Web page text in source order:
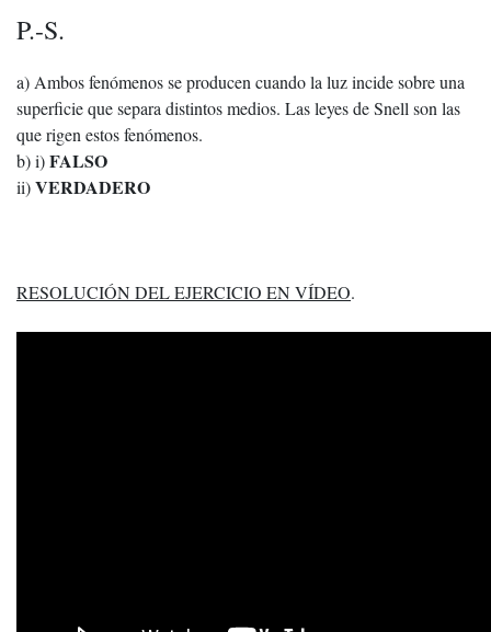
P.-S.
a) Ambos fenómenos se producen cuando la luz incide sobre una
superficie que separa distintos medios. Las leyes de Snell son las
que rigen estos fenómenos.
b) i)FALSO
ii)VERDADERO
RESOLUCIÓN DEL EJERCICIO EN VÍDEO.